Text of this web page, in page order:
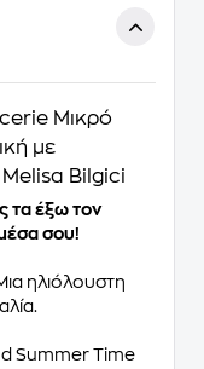
Μικρό
με
Melisa Bilgici
τα έξω τον
σου!
ηλιόλουστη
Summer Time